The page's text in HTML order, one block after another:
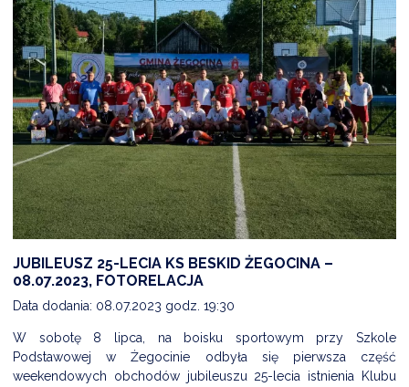
JUBILEUSZ 25-LECIA KS BESKID ŻEGOCINA –
08.07.2023, FOTORELACJA
Data dodania: 08.07.2023 godz. 19:30
W sobotę 8 lipca, na boisku sportowym przy Szkole
Podstawowej w Żegocinie odbyła się pierwsza część
weekendowych obchodów jubileuszu 25-lecia istnienia Klubu